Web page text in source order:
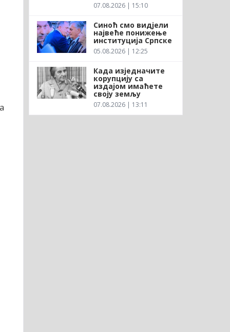
07.08.2026 | 15:10
Синоћ смо видјели
највеће понижење
институција Српске
05.08.2026 | 12:25
Када изједначите
корупцију са
издајом имаћете
своју земљу
07.08.2026 | 13:11